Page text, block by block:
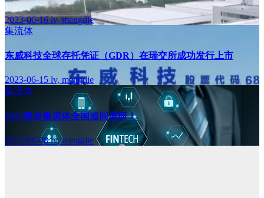
2023-06-16lv, mengdie
集流体
东威科技全球存托凭证（GDR）在瑞交所成功发行上市
2023-06-15 lv, mengdie
集流体
2023复合集流体全国巡回调研！
2023-06-08lv, mengdie